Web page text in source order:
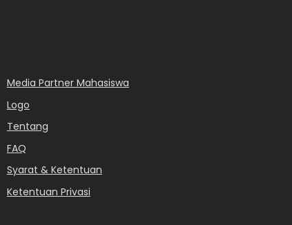
Media Partner Mahasiswa
Logo
Tentang
FAQ
Syarat & Ketentuan
Ketentuan Privasi